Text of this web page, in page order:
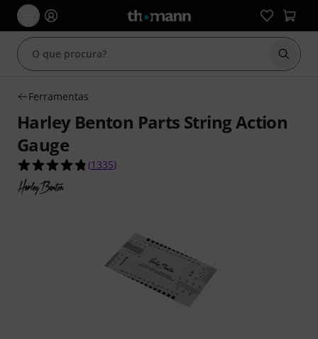
Iniciar
Ferramentas
Harley Benton Parts String Action
Gauge
4.8 de 5 estrelas de 1335 avaliações de clientes
(1335)